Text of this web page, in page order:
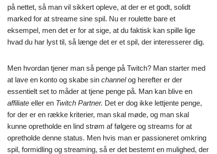
på nettet, så man vil sikkert opleve, at der er et godt, solidt
marked for at streame sine spil. Nu er roulette bare et
eksempel, men det er for at sige, at du faktisk kan spille lige
hvad du har lyst til, så længe det er et spil, der interesserer dig.
Men hvordan tjener man så penge på Twitch? Man starter med
at lave en konto og skabe sin channelog herefter er der
essentielt set to måder at tjene penge på. Man kan blive en
affiliate eller en Twitch Partner. Det er dog ikke lettjente penge,
for der er en række kriterier, man skal møde, og man skal
kunne opretholde en lind strøm af følgere og streams for at
opretholde denne status. Men hvis man er passioneret omkring
spil, formidling og streaming, så er det bestemt en mulighed, der